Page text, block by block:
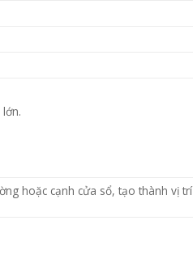
hoặc cạnh cửa sổ, tạo thành vị trí